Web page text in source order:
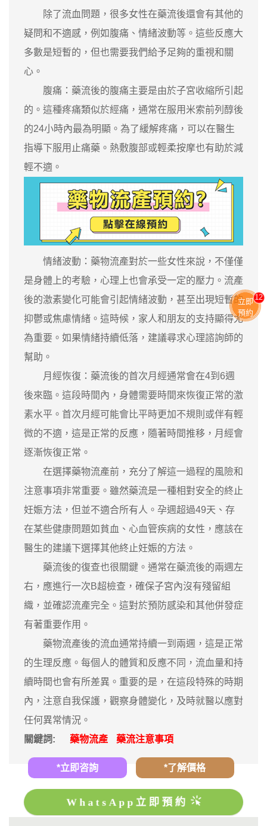
除了流血問題，很多女性在藥流後還會有其他的
疑問和不適感，例如腹痛、情緒波動等。這些反應大
多數是短暫的，但也需要我們給予足夠的重視和關
心。
腹痛：藥流後的腹痛主要是由於子宮收縮所引起
的。這種疼痛類似於經痛，通常在服用米索前列醇後
的24小時內最為明顯。為了緩解疼痛，可以在醫生
指導下服用止痛藥。熱敷腹部或輕柔按摩也有助於減
輕不適。
情緒波動：藥物流產對於一些女性來說，不僅僅
是身體上的考驗，心理上也會承受一定的壓力。流產
後的激素變化可能會引起情緒波動，甚至出現短暫的
抑鬱或焦慮情緒。這時候，家人和朋友的支持顯得尤
為重要。如果情緒持續低落，建議尋求心理諮詢師的
幫助。
月經恢復：藥流後的首次月經通常會在4到6週
後來臨。這段時間內，身體需要時間來恢復正常的激
素水平。首次月經可能會比平時更加不規則或伴有輕
微的不適，這是正常的反應，隨著時間推移，月經會
逐漸恢復正常。
在選擇藥物流產前，充分了解這一過程的風險和
注意事項非常重要。雖然藥流是一種相對安全的終止
妊娠方法，但並不適合所有人。孕週超過49天、存
在某些健康問題如貧血、心血管疾病的女性，應該在
醫生的建議下選擇其他終止妊娠的方法。
藥流後的復查也很關鍵。通常在藥流後的兩週左
右，應進行一次B超檢查，確保子宮內沒有殘留組
織，並確認流產完全。這對於預防感染和其他併發症
有著重要作用。
藥物流產後的流血通常持續一到兩週，這是正常
的生理反應。每個人的體質和反應不同，流血量和持
續時間也會有所差異。重要的是，在這段特殊的時期
內，注意自我保護，觀察身體變化，及時就醫以應對
任何異常情況。
關鍵詞:
藥物流產 藥流注意事項
*立即咨詢 *了解價格
WhatsApp立即預約
立即
預約
11